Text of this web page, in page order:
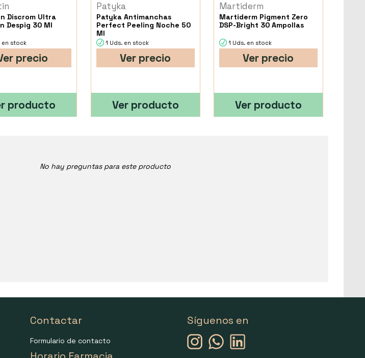
Discrom Ultra
Despig 30 Ml
en stock
precio
producto
Patyka
Patyka Antimanchas
Perfect Peeling Noche 50
Ml
1 Uds. en stock
Ver precio
Ver producto
Martiderm
Martiderm Pigment Zero
DSP-Bright 30 Ampollas
1 Uds. en stock
Ver precio
Ver producto
No hay preguntas para este producto
Contactar
Formulario de contacto
Síguenos en